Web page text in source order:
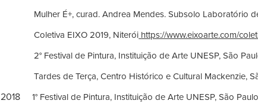
Mulher É+, curad. Andrea Mendes. Subsolo Laboratório de
Coletiva EIXO 2019, Niterói https://www.eixoarte.com/
2° Festival de Pintura, Instituição de Arte UNESP, São
Tardes de Terça, Centro Histórico e Cultural Mackenzie,
2018 1° Festival de Pintura, Instituição de Arte UNESP, São Paulo